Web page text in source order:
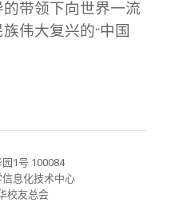
带领下向世界一流
伟大复兴的“中国
1号 100084
息化技术中心
校友总会